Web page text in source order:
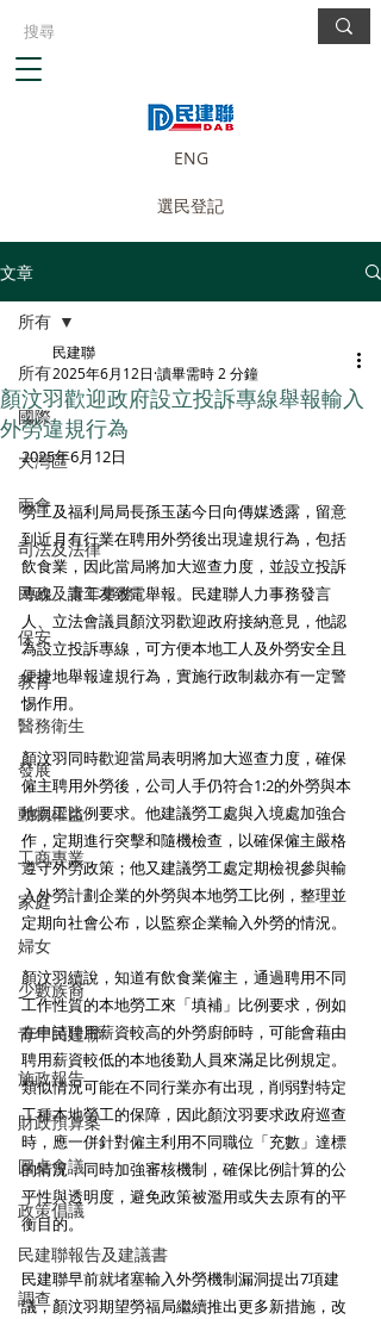
ENG
選民登記
文章
所有
國際
大灣區
兩會
司法及法律
民政及青年事務
保安
教育
醫務衛生
發展
動物權益
工商專業
家庭
婦女
少數族裔
青年民建聯
施政報告
財政預算案
圓桌會議
政策倡議
民建聯報告及建議書
調查
所有
顏汶羽歡迎政府設立投訴專線舉報輸入
外勞違規行為
民建聯
2025年6月12日 讀畢需時 2 分鐘
2025年6月12日
勞工及福利局局長孫玉菡今日向傳媒透露，留意
到近月有行業在聘用外勞後出現違規行為，包括
飲食業，因此當局將加大巡查力度，並設立投訴
專線，讓工友致電舉報。民建聯人力事務發言
人、立法會議員顏汶羽歡迎政府接納意見，他認
為設立投訴專線，可方便本地工人及外勞安全且
便捷地舉報違規行為，實施行政制裁亦有一定警
惕作用。
顏汶羽同時歡迎當局表明將加大巡查力度，確保
僱主聘用外勞後，公司人手仍符合1:2的外勞與本
地員工比例要求。他建議勞工處與入境處加強合
作，定期進行突擊和隨機檢查，以確保僱主嚴格
遵守外勞政策；他又建議勞工處定期檢視參與輸
入外勞計劃企業的外勞與本地勞工比例，整理並
定期向社會公布，以監察企業輸入外勞的情況。
顏汶羽續說，知道有飲食業僱主，通過聘用不同
工作性質的本地勞工來「填補」比例要求，例如
在申請聘用薪資較高的外勞廚師時，可能會藉由
聘用薪資較低的本地後勤人員來滿足比例規定。
類似情況可能在不同行業亦有出現，削弱對特定
工種本地勞工的保障，因此顏汶羽要求政府巡查
時，應一併針對僱主利用不同職位「充數」達標
的情況，同時加強審核機制，確保比例計算的公
平性與透明度，避免政策被濫用或失去原有的平
衡目的。
民建聯早前就堵塞輸入外勞機制漏洞提出7項建
議，顏汶羽期望勞福局繼續推出更多新措施，改